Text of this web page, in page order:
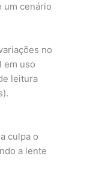
um cenário
no
em uso
leitura
culpa o
a lente